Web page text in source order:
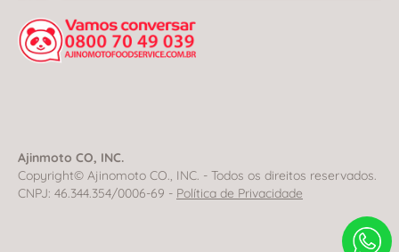
Ajinmoto CO, INC.
Copyright© Ajinomoto CO., INC. - Todos os direitos reservados.
CNPJ: 46.344.354/0006-69 - Política de Privacidade